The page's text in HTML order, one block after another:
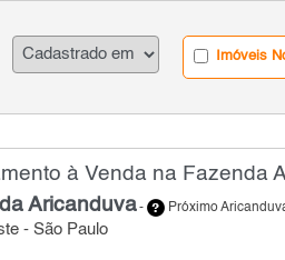
Imóveis
à Venda na Fazenda
Aricanduva- Próximo
- São Paulo